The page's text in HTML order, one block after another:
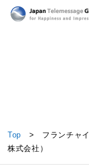
フランチャイズ
（VICTORIA株式
Top > フランチャイ
株式会社）